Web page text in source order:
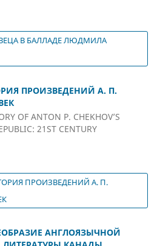
В БАЛЛАДЕ ЛЮДМИЛА
ПРОИЗВЕДЕНИЙ А. П.
OF ANTON P. CHEKHOV’S
21ST CENTURY
ПРОИЗВЕДЕНИЙ А. П.
АНГЛОЯЗЫЧНОЙ